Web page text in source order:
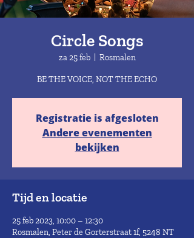
Circle Songs
za 25 feb
  |
Rosmalen
BE THE VOICE, NOT THE ECHO
Registratie is afgesloten
Andere evenementen
bekijken
Tijd en locatie
25 feb 2023, 10:00 – 12:30
Rosmalen, Peter de Gorterstraat 1f, 5248 NT